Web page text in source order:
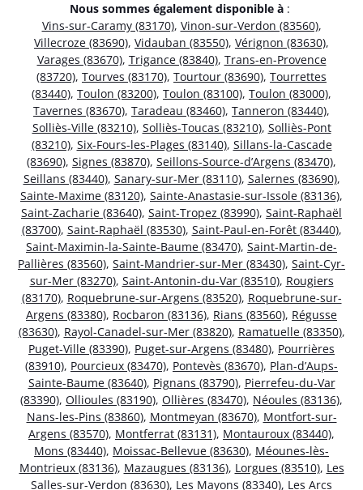
Nous sommes également disponible à :
Vins-sur-Caramy (83170), Vinon-sur-Verdon (83560),
Villecroze (83690), Vidauban (83550), Vérignon (83630),
Varages (83670), Trigance (83840), Trans-en-Provence
(83720), Tourves (83170), Tourtour (83690), Tourrettes
(83440), Toulon (83200), Toulon (83100), Toulon (83000),
Tavernes (83670), Taradeau (83460), Tanneron (83440),
Solliès-Ville (83210), Solliès-Toucas (83210), Solliès-Pont
(83210), Six-Fours-les-Plages (83140), Sillans-la-Cascade
(83690), Signes (83870), Seillons-Source-d’Argens (83470),
Seillans (83440), Sanary-sur-Mer (83110), Salernes (83690),
Sainte-Maxime (83120), Sainte-Anastasie-sur-Issole (83136),
Saint-Zacharie (83640), Saint-Tropez (83990), Saint-Raphaël
(83700), Saint-Raphaël (83530), Saint-Paul-en-Forêt (83440),
Saint-Maximin-la-Sainte-Baume (83470), Saint-Martin-de-
Pallières (83560), Saint-Mandrier-sur-Mer (83430), Saint-Cyr-
sur-Mer (83270), Saint-Antonin-du-Var (83510), Rougiers
(83170), Roquebrune-sur-Argens (83520), Roquebrune-sur-
Argens (83380), Rocbaron (83136), Rians (83560), Régusse
(83630), Rayol-Canadel-sur-Mer (83820), Ramatuelle (83350),
Puget-Ville (83390), Puget-sur-Argens (83480), Pourrières
(83910), Pourcieux (83470), Pontevès (83670), Plan-d’Aups-
Sainte-Baume (83640), Pignans (83790), Pierrefeu-du-Var
(83390), Ollioules (83190), Ollières (83470), Néoules (83136),
Nans-les-Pins (83860), Montmeyan (83670), Montfort-sur-
Argens (83570), Montferrat (83131), Montauroux (83440),
Mons (83440), Moissac-Bellevue (83630), Méounes-lès-
Montrieux (83136), Mazaugues (83136), Lorgues (83510), Les
Salles-sur-Verdon (83630), Les Mayons (83340), Les Arcs